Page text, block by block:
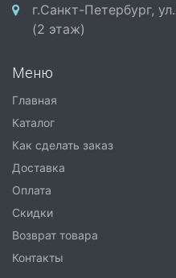
г.Санкт-Петербург,
(2 этаж)
Меню
Главная
Каталог
Как сделать заказ
Доставка
Оплата
Скидки
Возврат товара
Контакты